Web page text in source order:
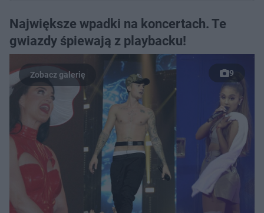
Post udostępniony przez VIKI GABOR (@vikigaborofficial)
Największe wpadki na koncertach. Te
gwiazdy śpiewają z playbacku!
9